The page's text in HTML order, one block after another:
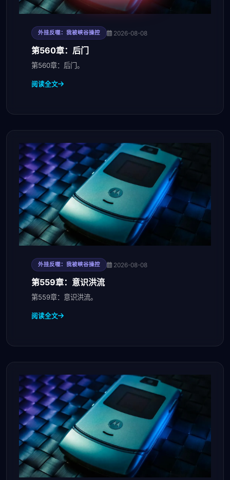
外挂反噬：我被峡谷操控 2026-08-08
第560章：后门
第560章：后门。
阅读全文
外挂反噬：我被峡谷操控 2026-08-08
第559章：意识洪流
第559章：意识洪流。
阅读全文